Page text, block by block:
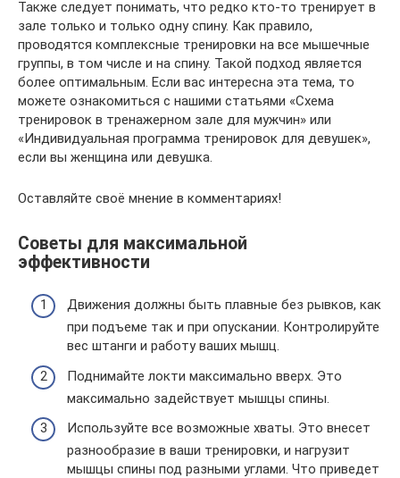
Также следует понимать, что редко кто-то тренирует в
зале только и только одну спину. Как правило,
проводятся комплексные тренировки на все мышечные
группы, в том числе и на спину. Такой подход является
более оптимальным. Если вас интересна эта тема, то
можете ознакомиться с нашими статьями «Схема
тренировок в тренажерном зале для мужчин» или
«Индивидуальная программа тренировок для девушек»,
если вы женщина или девушка.
Оставляйте своё мнение в комментариях!
Советы для максимальной
эффективности
Движения должны быть плавные без рывков, как
при подъеме так и при опускании. Контролируйте
вес штанги и работу ваших мышц.
Поднимайте локти максимально вверх. Это
максимально задействует мышцы спины.
Используйте все возможные хваты. Это внесет
разнообразие в ваши тренировки, и нагрузит
мышцы спины под разными углами. Что приведет